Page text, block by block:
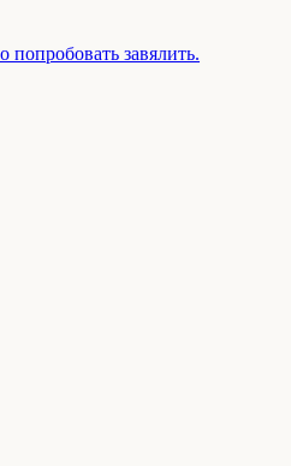
завялить.